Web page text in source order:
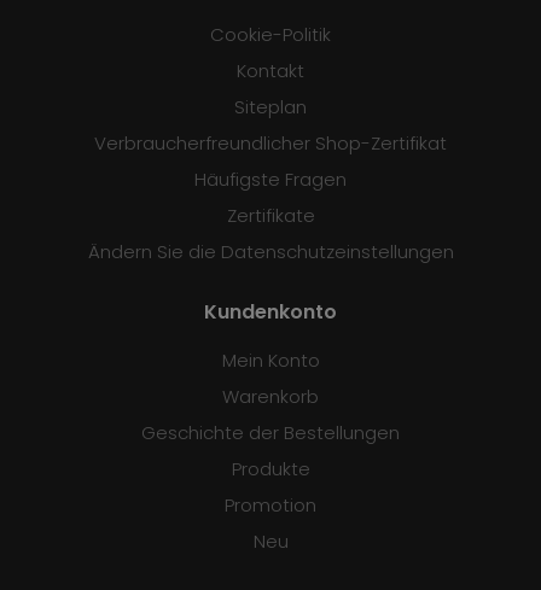
Cookie-Politik
Kontakt
Siteplan
Verbraucherfreundlicher Shop-Zertifikat
Häufigste Fragen
Zertifikate
Ändern Sie die Datenschutzeinstellungen
Kundenkonto
Mein Konto
Warenkorb
Geschichte der Bestellungen
Produkte
Promotion
Neu